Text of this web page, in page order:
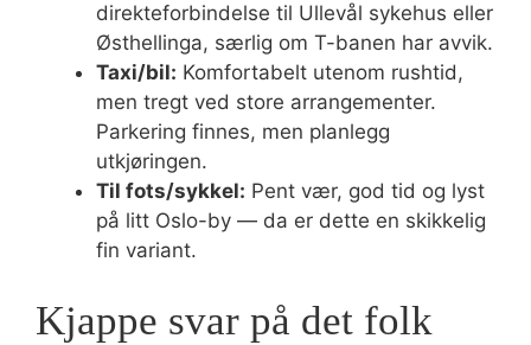
direkteforbindelse til Ullevål sykehus eller
Østhellinga, særlig om T-banen har avvik.
Taxi/bil: Komfortabelt utenom rushtid,
men tregt ved store arrangementer.
Parkering finnes, men planlegg
utkjøringen.
Til fots/sykkel: Pent vær, god tid og lyst
på litt Oslo-by — da er dette en skikkelig
fin variant.
Kjappe svar på det folk